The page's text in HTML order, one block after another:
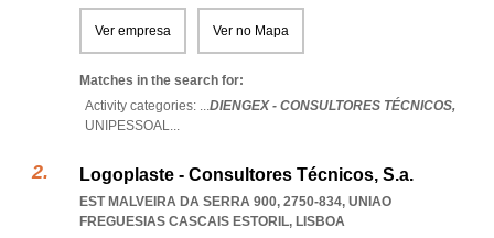
Ver empresa Ver no Mapa
Matches in the search for:
Activity categories: ...DIENGEX - CONSULTORES TÉCNICOS,
UNIPESSOAL...
Logoplaste - Consultores Técnicos, S.a.
EST MALVEIRA DA SERRA 900, 2750-834, UNIAO
FREGUESIAS CASCAIS ESTORIL, LISBOA